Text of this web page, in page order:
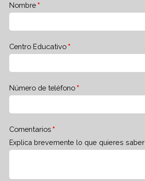
Nombre
Centro Educativo
Número de teléfono
Comentarios
Explica brevemente lo que quieres saber